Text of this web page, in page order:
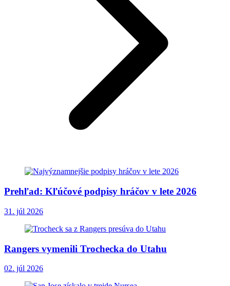
Prehľad: Kľúčové podpisy hráčov v lete 2026
31. júl 2026
Rangers vymenili Trochecka do Utahu
02. júl 2026